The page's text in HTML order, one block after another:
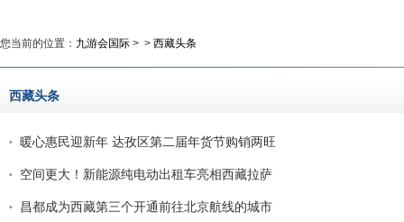
您当前的位置： 九游会国际 > > 西藏头条
西藏头条
暖心惠民迎新年 达孜区第二届年货节购销两旺
空间更大！新能源纯电动出租车亮相西藏拉萨
昌都成为西藏第三个开通前往北京航线的城市